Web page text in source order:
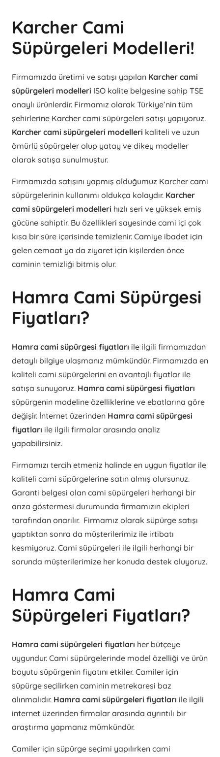
Karcher Cami
Süpürgeleri Modelleri!
Firmamızda üretimi ve satışı yapılan Karcher cami
süpürgeleri modelleri ISO kalite belgesine sahip TSE
onaylı ürünlerdir. Firmamız olarak Türkiye’nin tüm
şehirlerine Karcher cami süpürgeleri satışı yapıyoruz.
Karcher cami süpürgeleri modelleri kaliteli ve uzun
ömürlü süpürgeler olup yatay ve dikey modeller
olarak satışa sunulmuştur.
Firmamızda satışını yapmış olduğumuz Karcher cami
süpürgelerinin kullanımı oldukça kolaydır. Karcher
cami süpürgeleri modelleri hızlı seri ve yüksek emiş
gücüne sahiptir. Bu özellikleri sayesinde cami içi çok
kısa bir süre içerisinde temizlenir. Camiye ibadet için
gelen cemaat ya da ziyaret için kişilerden önce
caminin temizliği bitmiş olur.
Hamra Cami Süpürgesi
Fiyatları?
Hamra cami süpürgesi fiyatları ile ilgili firmamızdan
detaylı bilgiye ulaşmanız mümkündür. Firmamızda en
kaliteli cami süpürgelerini en avantajlı fiyatlar ile
satışa sunuyoruz. Hamra cami süpürgesi fiyatları
süpürgenin modeline özelliklerine ve ebatlarına göre
değişir. İnternet üzerinden Hamra cami süpürgesi
fiyatları ile ilgili firmalar arasında analiz
yapabilirsiniz.
Firmamızı tercih etmeniz halinde en uygun fiyatlar ile
kaliteli cami süpürgelerine satın almış olursunuz.
Garanti belgesi olan cami süpürgeleri herhangi bir
arıza göstermesi durumunda firmamızın ekipleri
tarafından onarılır. Firmamız olarak süpürge satışı
yaptıktan sonra da müşterilerimiz ile irtibatı
kesmiyoruz. Cami süpürgeleri ile ilgili herhangi bir
sorunda müşterilerimize her konuda destek oluyoruz.
Hamra Cami
Süpürgeleri Fiyatları?
Hamra cami süpürgeleri fiyatları her bütçeye
uygundur. Cami süpürgelerinde model özelliği ve ürün
boyutu süpürgenin fiyatını etkiler. Camiler için
süpürge seçilirken caminin metrekaresi baz
alınmalıdır. Hamra cami süpürgeleri fiyatları ile ilgili
internet üzerinden firmalar arasında ayrıntılı bir
araştırma yapmanız mümkündür.
Camiler için süpürge seçimi yapılırken cami